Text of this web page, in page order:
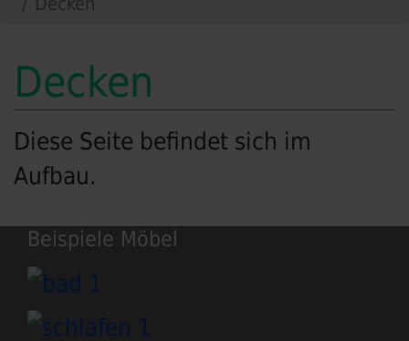
Decken
Diese Seite befindet sich im
Aufbau.
Beispiele Möbel